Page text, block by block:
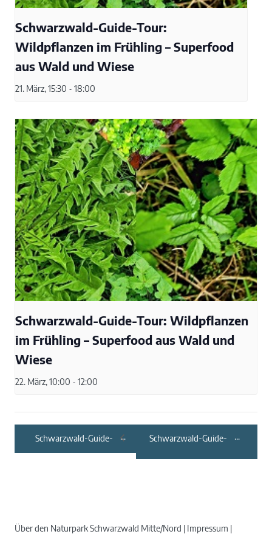
Schwarzwald-Guide-Tour:
Wildpflanzen im Frühling – Superfood
aus Wald und Wiese
21. März, 15:30 - 18:00
Schwarzwald-Guide-Tour: Wildpflanzen
im Frühling – Superfood aus Wald und
Wiese
22. März, 10:00 - 12:00
Schwarzwald-Guide-
Schwarzwald-Guide-
Flussbettwanderung
Über den Naturpark Schwarzwald Mitte/Nord Impressum